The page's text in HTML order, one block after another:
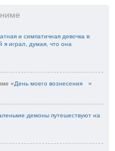
и симпатичная девочка в
я играл, думая, что она
«День моего вознесения »
демоны путешествуют на